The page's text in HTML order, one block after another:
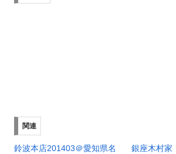
関連
鈴波本店201403＠愛知県名
銀座木村家